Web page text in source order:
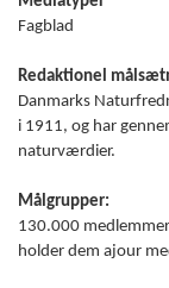
Fagblad
Redaktionel
Danmarks
i 1911, og har
naturværdier.
Målgrupper:
130.000
holder dem ajour